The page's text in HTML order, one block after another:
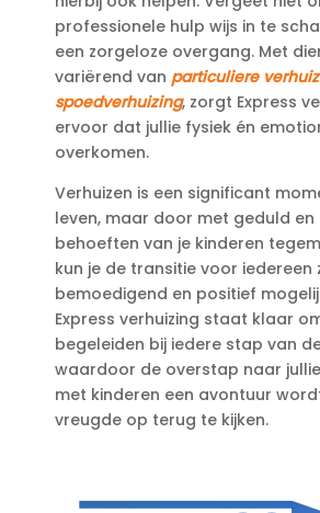
professionele hulp wijs in te
een zorgeloze overgang.​ Met
variërend van particuliere
spoedverhuizing, zorgt Express
ervoor dat jullie fysiek én
overkomen.​
Verhuizen is een significant
leven, maar door met geduld
behoeften van je kinderen
kun je de transitie voor iedereen
bemoedigend en positief
Express verhuizing staat klaar
begeleiden bij iedere stap van
waardoor de overstap naar
met kinderen een avontuur
vreugde op terug te kijken.​